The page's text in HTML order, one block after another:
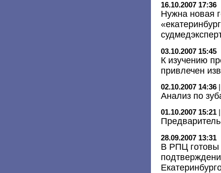
16.10.2007 17:36
Нужна новая
03.10.2007 15:45
К изучению
привлечен
02.10.2007 14:36
Анализ по
01.10.2007 15:21
28.09.2007 13:31
В РПЦ готовы